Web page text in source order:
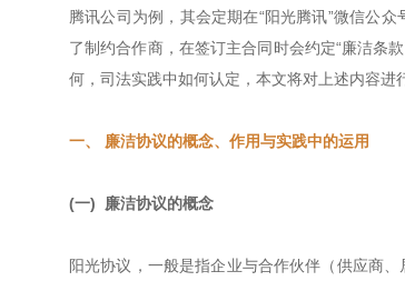
腾讯公司为例，其会定期在“阳光腾讯”微信公
了制约合作商，在签订主合同时会约定“廉洁条
何，司法实践中如何认定，本文将对上述内容进
一、 廉洁协议的概念、作用与实践中的运用
(一) 廉洁协议的概念
阳光协议，一般是指企业与合作伙伴（供应商